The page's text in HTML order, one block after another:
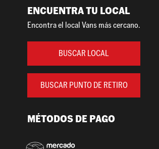
ENCUENTRA TU LOCAL
Encontra el local Vans más cercano.
BUSCAR LOCAL
BUSCAR PUNTO DE RETIRO
MÉTODOS DE PAGO